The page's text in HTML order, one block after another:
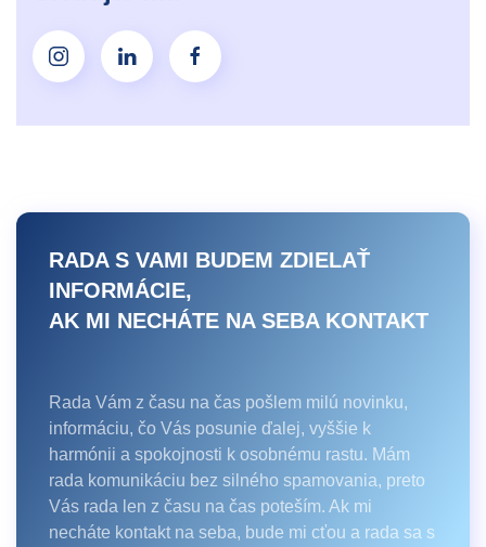
RADA S VAMI BUDEM ZDIELAŤ
INFORMÁCIE,
AK MI NECHÁTE NA SEBA KONTAKT
Rada Vám z času na čas pošlem milú novinku,
informáciu, čo Vás posunie ďalej, vyššie k
harmónii a spokojnosti k osobnému rastu. Mám
rada komunikáciu bez silného spamovania, preto
Vás rada len z času na čas poteším. Ak mi
necháte kontakt na seba, bude mi cťou a rada sa s